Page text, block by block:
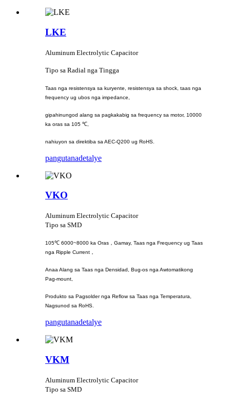
LKE
Aluminum Electrolytic Capacitor
Tipo sa Radial nga Tingga
Taas nga resistensya sa kuryente, resistensya sa shock, taas nga
frequency ug ubos nga impedance,
gipahinungod alang sa pagkakabig sa frequency sa motor, 10000
ka oras sa 105 ℃,
nahiuyon sa direktiba sa AEC-Q200 ug RoHS.
pangutanadetalye
VKO
Aluminum Electrolytic Capacitor
Tipo sa SMD
105℃ 6000~8000 ka Oras，Gamay, Taas nga Frequency ug Taas
nga Ripple Current，
Anaa Alang sa Taas nga Densidad, Bug-os nga Awtomatikong
Pag-mount,
Produkto sa Pagsolder nga Reflow sa Taas nga Temperatura,
Nagsunod sa RoHS.
pangutanadetalye
VKM
Aluminum Electrolytic Capacitor
Tipo sa SMD